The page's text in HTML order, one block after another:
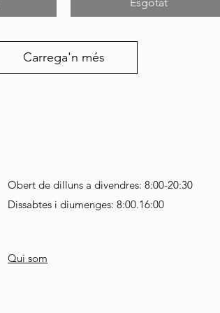
Carrega'n més
Obert de dilluns a divendres: 8:00-20:30
Dissabtes i diumenges: 8:00.16:00
Qui som